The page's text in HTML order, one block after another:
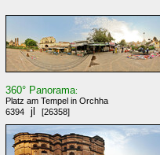
360° Panorama:
Platz am Tempel in Orchha
6394
jl [26358]